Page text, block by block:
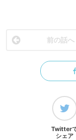
前の話へ
Twitter
シェア